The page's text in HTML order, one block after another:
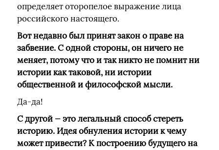
определяет оторопелое выражение лица
российского настоящего.
Вот недавно был принят закон о праве на
забвение. С одной стороны, он ничего не
меняет, потому что и так никто не помнит ни
истории как таковой, ни истории
общественной и философской мысли.
Да-да!
С другой — это легальный способ стереть
историю. Идея обнуления истории к чему
может привести? К построению будущего на